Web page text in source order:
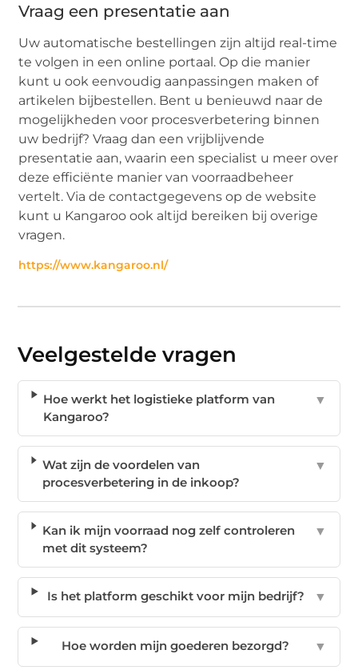
Vraag een presentatie aan
Uw automatische bestellingen zijn altijd real-time
te volgen in een online portaal. Op die manier
kunt u ook eenvoudig aanpassingen maken of
artikelen bijbestellen. Bent u benieuwd naar de
mogelijkheden voor procesverbetering binnen
uw bedrijf? Vraag dan een vrijblijvende
presentatie aan, waarin een specialist u meer over
deze efficiënte manier van voorraadbeheer
vertelt. Via de contactgegevens op de website
kunt u Kangaroo ook altijd bereiken bij overige
vragen.
https://www.kangaroo.nl/
Veelgestelde vragen
Hoe werkt het logistieke platform van
Kangaroo?
▼
Wat zijn de voordelen van
procesverbetering in de inkoop?
▼
Kan ik mijn voorraad nog zelf controleren
met dit systeem?
▼
Is het platform geschikt voor mijn bedrijf? ▼
Hoe worden mijn goederen bezorgd? ▼